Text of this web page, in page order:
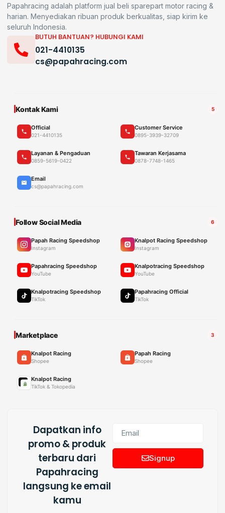
Papahracing adalah platform jual beli sparepart motor racing &
harian. Menyediakan ribuan produk berkualitas, siap kirim ke
seluruh Indonesia.
BUTUH BANTUAN? HUBUNGI KAMI
021-4410135
cs@papahracing.com
Kontak Kami 5
Official
021-4410135
Customer Service
0895-3939-32709
Layanan & Pengaduan
0859-5619-0422
Tawaran Kerjasama
0878-7748-1465
Email
cs@papahracing.com
Follow Social Media 6
Papah Racing Speedshop
Instagram
Knalpot Racing Speedshop
Instagram
Papahracing Speedshop
YouTube
Knalpotracing Speedshop
YouTube
Knalpotracing Speedshop
TikTok
Papahracing Official
TikTok
Marketplace 3
Knalpot Racing
Shopee
Papah Racing
Shopee
Knalpot Racing
TikTok & Tokopedia
Dapatkan info
promo & produk
terbaru dari
Papahracing
langsung ke email
kamu
Signup